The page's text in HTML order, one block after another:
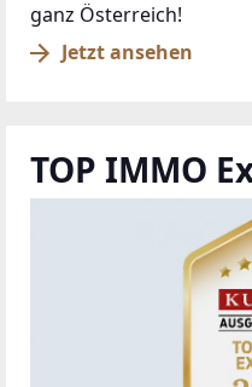
ganz Österreich!
Jetzt ansehen
TOP IMMO